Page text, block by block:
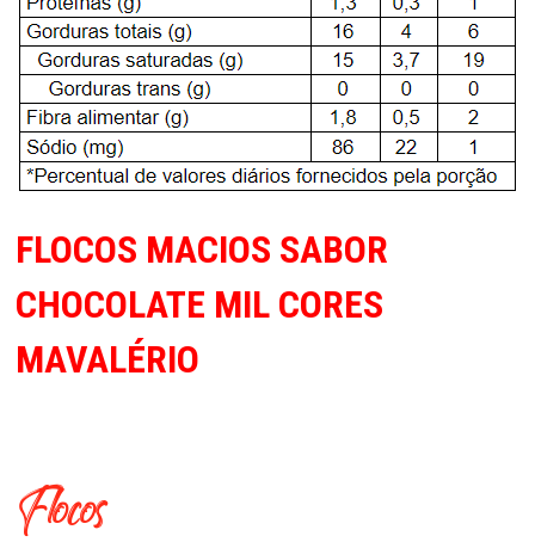
FLOCOS MACIOS SABOR
CHOCOLATE MIL CORES
MAVALÉRIO
Flocos